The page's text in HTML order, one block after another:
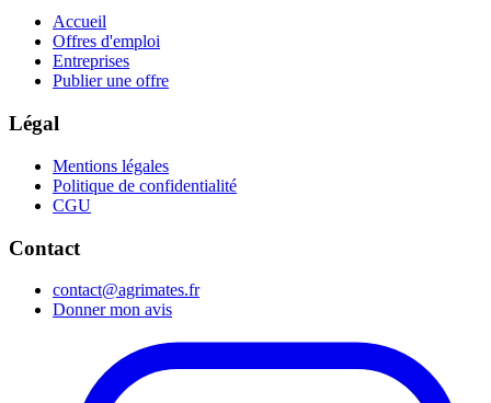
Accueil
Offres d'emploi
Entreprises
Publier une offre
Légal
Mentions légales
Politique de confidentialité
CGU
Contact
contact@agrimates.fr
Donner mon avis